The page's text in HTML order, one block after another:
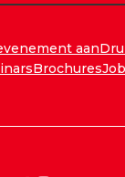
aan
Brochures